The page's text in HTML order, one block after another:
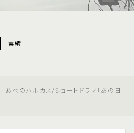
実績
あべのハルカス/ショートドラマ「あの日